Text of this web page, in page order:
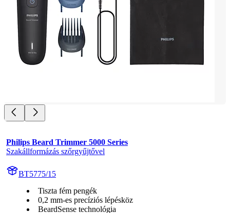
Philips Beard Trimmer 5000 Series
Szakállformázás szőrgyűjtővel
BT5775/15
Tiszta fém pengék
0,2 mm-es precíziós lépésköz
BeardSense technológia